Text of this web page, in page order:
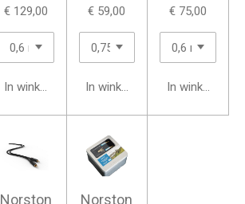
€ 129,00
In winkelwagen
€ 59,00
In winkelwagen
€ 75,00
In winkelwagen
Norston Norston